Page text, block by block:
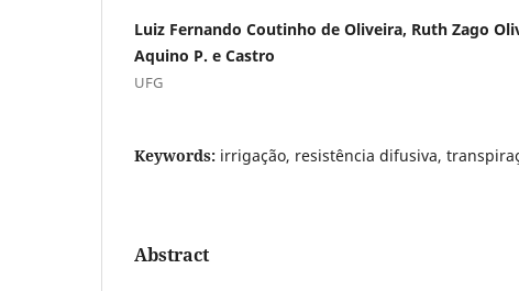
Luiz Fernando Coutinho de Oliveira, Ruth Zago
Aquino P. e Castro
UFG
Keywords: irrigação, resistência difusiva,
Abstract